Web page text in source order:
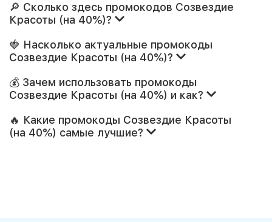
🔎 Сколько здесь промокодов Созвездие
Красоты (на 40%)?
🍓 Насколько актуальные промокоды
Созвездие Красоты (на 40%)?
💰 Зачем использовать промокоды
Созвездие Красоты (на 40%) и как?
🔥 Какие промокоды Созвездие Красоты
(на 40%) самые лучшие?